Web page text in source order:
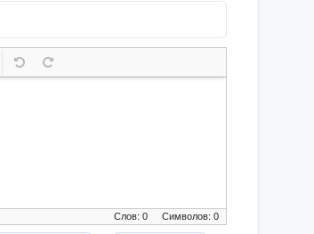
Символов: 0
Слов: 0